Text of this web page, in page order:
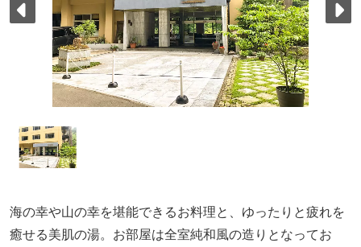
海の幸や山の幸を堪能できるお料理と、ゆったりと疲れを
癒せる美肌の湯。お部屋は全室純和風の造りとなってお